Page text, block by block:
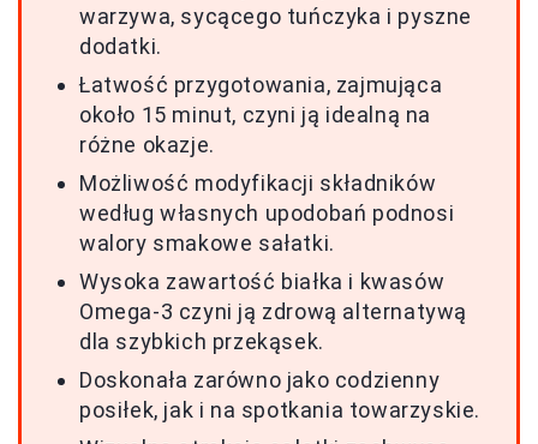
warzywa, sycącego tuńczyka i pyszne
dodatki.
Łatwość przygotowania, zajmująca
około 15 minut, czyni ją idealną na
różne okazje.
Możliwość modyfikacji składników
według własnych upodobań podnosi
walory smakowe sałatki.
Wysoka zawartość białka i kwasów
Omega-3 czyni ją zdrową alternatywą
dla szybkich przekąsek.
Doskonała zarówno jako codzienny
posiłek, jak i na spotkania towarzyskie.